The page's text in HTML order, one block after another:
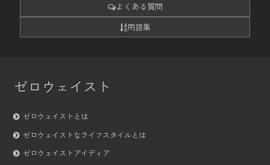
よくある質問
用語集
ゼロウェイスト
ゼロウェイストとは
ゼロウェイストなライフスタイルとは
ゼロウェイストアイディア